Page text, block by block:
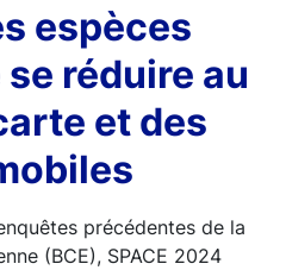
espèces
réduire au
et des
précédentes de la
(BCE), SPACE 2024